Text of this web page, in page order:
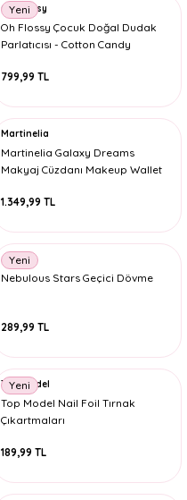
Yeni
Oh Flossy
Oh Flossy Çocuk Doğal Dudak
Parlatıcısı - Cotton Candy
799,99 TL
Martinelia
Martinelia Galaxy Dreams
Makyaj Cüzdanı Makeup Wallet
1.349,99 TL
Yeni
Nebulous Stars Geçici Dövme
289,99 TL
Yeni
Top Model
Top Model Nail Foil Tırnak
Çıkartmaları
189,99 TL